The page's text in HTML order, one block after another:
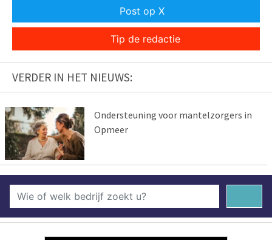
Post op X
Tip de redactie
VERDER IN HET NIEUWS:
Ondersteuning voor mantelzorgers in
Opmeer